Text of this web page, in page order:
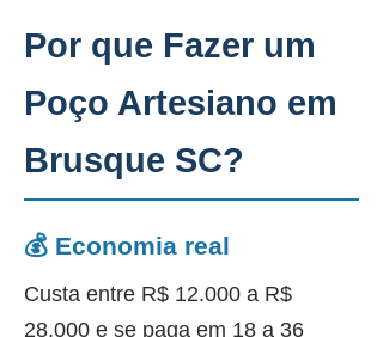
Por que Fazer um
Poço Artesiano em
Brusque SC?
💰 Economia real
Custa entre R$ 12.000 a R$
28.000 e se paga em 18 a 36